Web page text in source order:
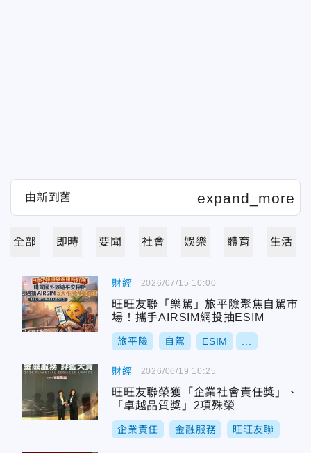
全部 即時 要聞 社會 娛樂 體育 生活
財經
旺旺友聯「樂駕」旅平險聚焦自駕市
場！攜手AIRSIM網投抽ESIM
旅平險 自駕 ESIM
2026/07/15 10:00
財經
旺旺友聯榮獲「企業社會責任獎」、
「卓越品質獎」2項殊榮
企業責任 金融服務 旺旺友聯
2026/06/19 10:25